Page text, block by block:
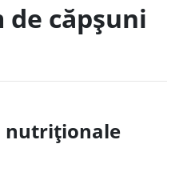
de căpșuni